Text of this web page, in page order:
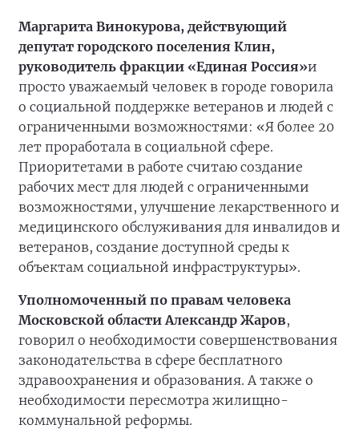
Маргарита Винокурова, действующий
депутат городского поселения Клин,
руководитель фракции «Единая Россия»и
просто уважаемый человек в городе говорила
о социальной поддержке ветеранов и людей с
ограниченными возможностями: «Я более 20
лет проработала в социальной сфере.
Приоритетами в работе считаю создание
рабочих мест для людей с ограниченными
возможностями, улучшение лекарственного и
медицинского обслуживания для инвалидов и
ветеранов, создание доступной среды к
объектам социальной инфраструктуры».
Уполномоченный по правам человека
Московской области Александр Жаров,
говорил о необходимости совершенствования
законодательства в сфере бесплатного
здравоохранения и образования. А также о
необходимости пересмотра жилищно-
коммунальной реформы.